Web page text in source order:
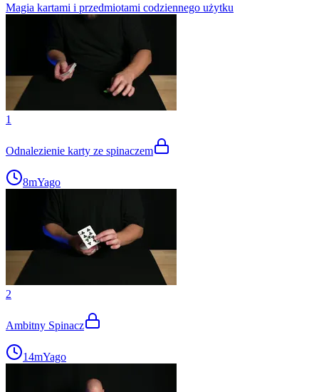
Magia kartami i przedmiotami codziennego użytku
1
Odnalezienie karty ze spinaczem
8mYago
2
Ambitny Spinacz
14mYago